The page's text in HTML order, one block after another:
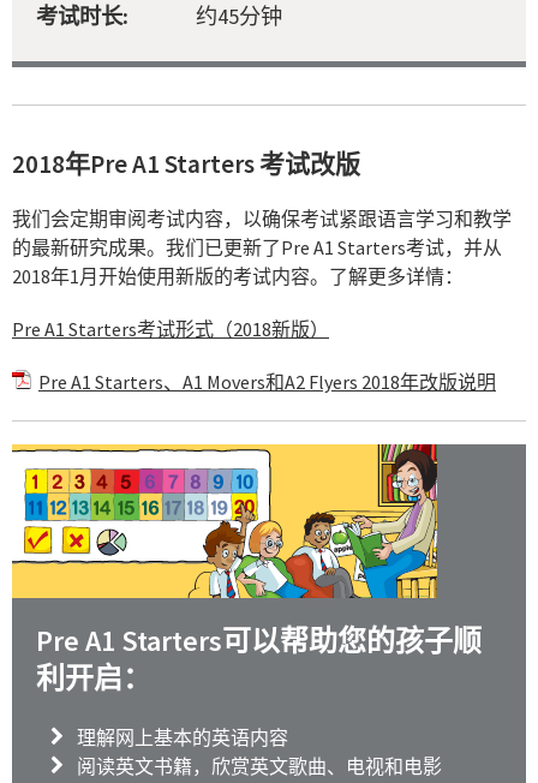
考试时长:
约45分钟
2018年Pre A1 Starters 考试改版
我们会定期审阅考试内容，以确保考试紧跟语言学习和教学
的最新研究成果。我们已更新了Pre A1 Starters考试，并从
2018年1月开始使用新版的考试内容。了解更多详情：
Pre A1 Starters考试形式（2018新版）
Pre A1 Starters、A1 Movers和A2 Flyers 2018年改版说明
Pre A1 Starters可以帮助您的孩子顺
利开启：
理解网上基本的英语内容
阅读英文书籍，欣赏英文歌曲、电视和电影